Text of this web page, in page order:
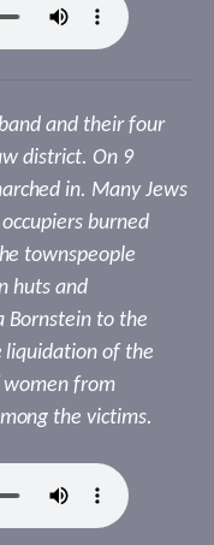
and their four
district. On 9
in. Many Jews
burned
townspeople
huts and
Bornstein to the
liquidation of the
women from
the victims.